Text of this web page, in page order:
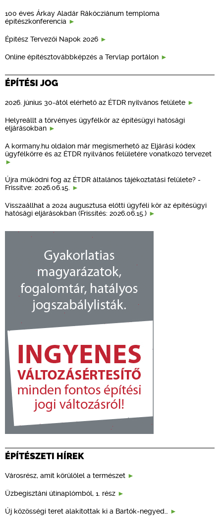
100 éves Árkay Aladár Rákócziánum temploma
építészkonferencia
Építész Tervezői Napok 2026
Online építésztovábbképzés a Tervlap portálon
ÉPÍTÉSI JOG
2026. június 30-ától elérhető az ÉTDR nyilvános felülete
Helyreállt a törvényes ügyfélkör az építésügyi hatósági
eljárásokban
A kormany.hu oldalon már megismerhető az Eljárási kódex
ügyfélkörre és az ÉTDR nyilvános felületére vonatkozó tervezet
Újra működni fog az ÉTDR általános tájékoztatási felülete? -
Frissítve: 2026.06.15.
Visszaállhat a 2024 augusztusa előtti ügyféli kör az építésügyi
hatósági eljárásokban (Frissítés: 2026.06.15.)
ÉPÍTÉSZETI HÍREK
Városrész, amit körülölel a természet
Üzbegisztáni útinaplómból, 1. rész
Új közösségi teret alakítottak ki a Bartók-negyed…